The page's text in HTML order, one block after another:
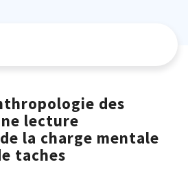
des
lecture
la charge mentale
taches